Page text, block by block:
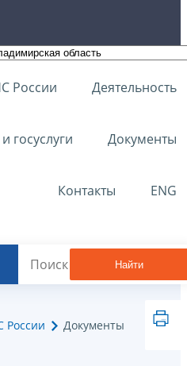
России Деятельность
госуслуги Документы
Контакты ENG
Найти
Документы